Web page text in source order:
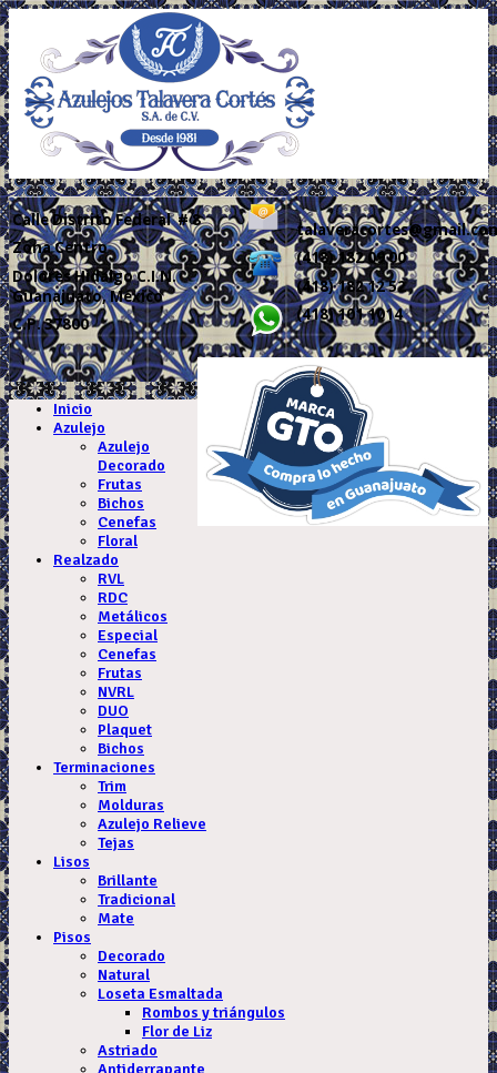
CalleDistrito Federal # 8
Zona Centro
Dolores Hidalgo C.I.N.
Guanajuato, México
C.P. 37800
(418) 182 09 00
(418) 182 12 52
(418) 101 1014
.
Inicio
Azulejo
Azulejo
Decorado
Frutas
Bichos
Cenefas
Floral
Realzado
RVL
RDC
Metálicos
Especial
Cenefas
Frutas
NVRL
DUO
Plaquet
Bichos
Terminaciones
Trim
Molduras
Azulejo Relieve
Tejas
Lisos
Brillante
Tradicional
Mate
Pisos
Decorado
Natural
Loseta Esmaltada
Rombos y triángulos
Flor de Liz
Astriado